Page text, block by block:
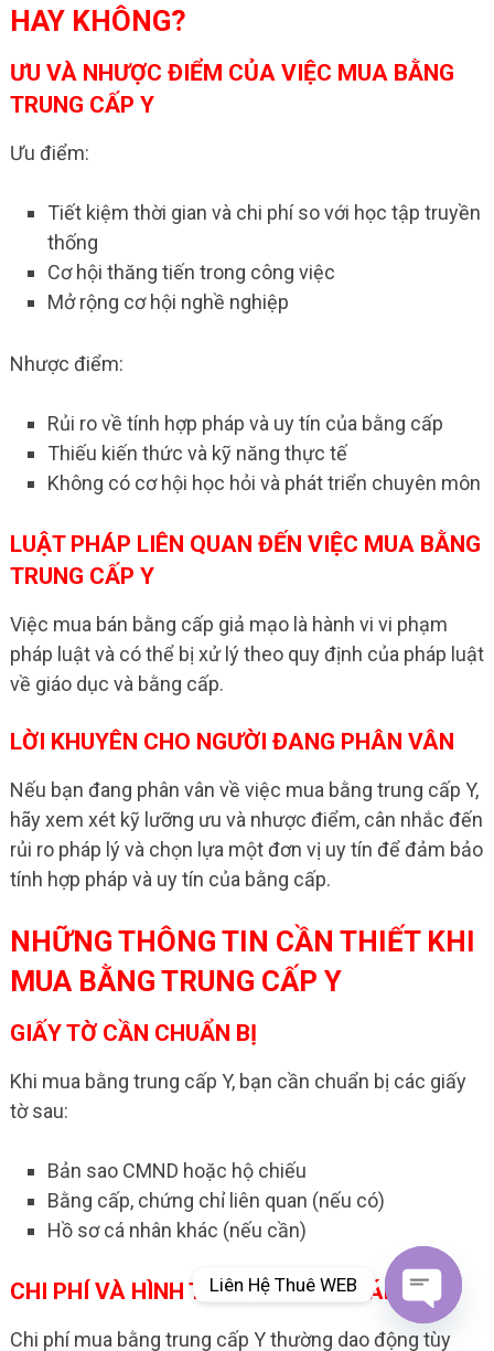
HAY KHÔNG?
ƯU VÀ NHƯỢC ĐIỂM CỦA VIỆC MUA BẰNG
TRUNG CẤP Y
Ưu điểm:
Tiết kiệm thời gian và chi phí so với học tập truyền
thống
Cơ hội thăng tiến trong công việc
Mở rộng cơ hội nghề nghiệp
Nhược điểm:
Rủi ro về tính hợp pháp và uy tín của bằng cấp
Thiếu kiến thức và kỹ năng thực tế
Không có cơ hội học hỏi và phát triển chuyên môn
LUẬT PHÁP LIÊN QUAN ĐẾN VIỆC MUA BẰNG
TRUNG CẤP Y
Việc mua bán bằng cấp giả mạo là hành vi vi phạm
pháp luật và có thể bị xử lý theo quy định của pháp luật
về giáo dục và bằng cấp.
LỜI KHUYÊN CHO NGƯỜI ĐANG PHÂN VÂN
Nếu bạn đang phân vân về việc mua bằng trung cấp Y,
hãy xem xét kỹ lưỡng ưu và nhược điểm, cân nhắc đến
rủi ro pháp lý và chọn lựa một đơn vị uy tín để đảm bảo
tính hợp pháp và uy tín của bằng cấp.
NHỮNG THÔNG TIN CẦN THIẾT KHI
MUA BẰNG TRUNG CẤP Y
GIẤY TỜ CẦN CHUẨN BỊ
Khi mua bằng trung cấp Y, bạn cần chuẩn bị các giấy
tờ sau:
Bản sao CMND hoặc hộ chiếu
Bằng cấp, chứng chỉ liên quan (nếu có)
Hồ sơ cá nhân khác (nếu cần)
CHI PHÍ VÀ HÌNH THỨC THANH TOÁN
Chi phí mua bằng trung cấp Y thường dao động tùy
Liên Hệ Thuê WEB
Open
chaty